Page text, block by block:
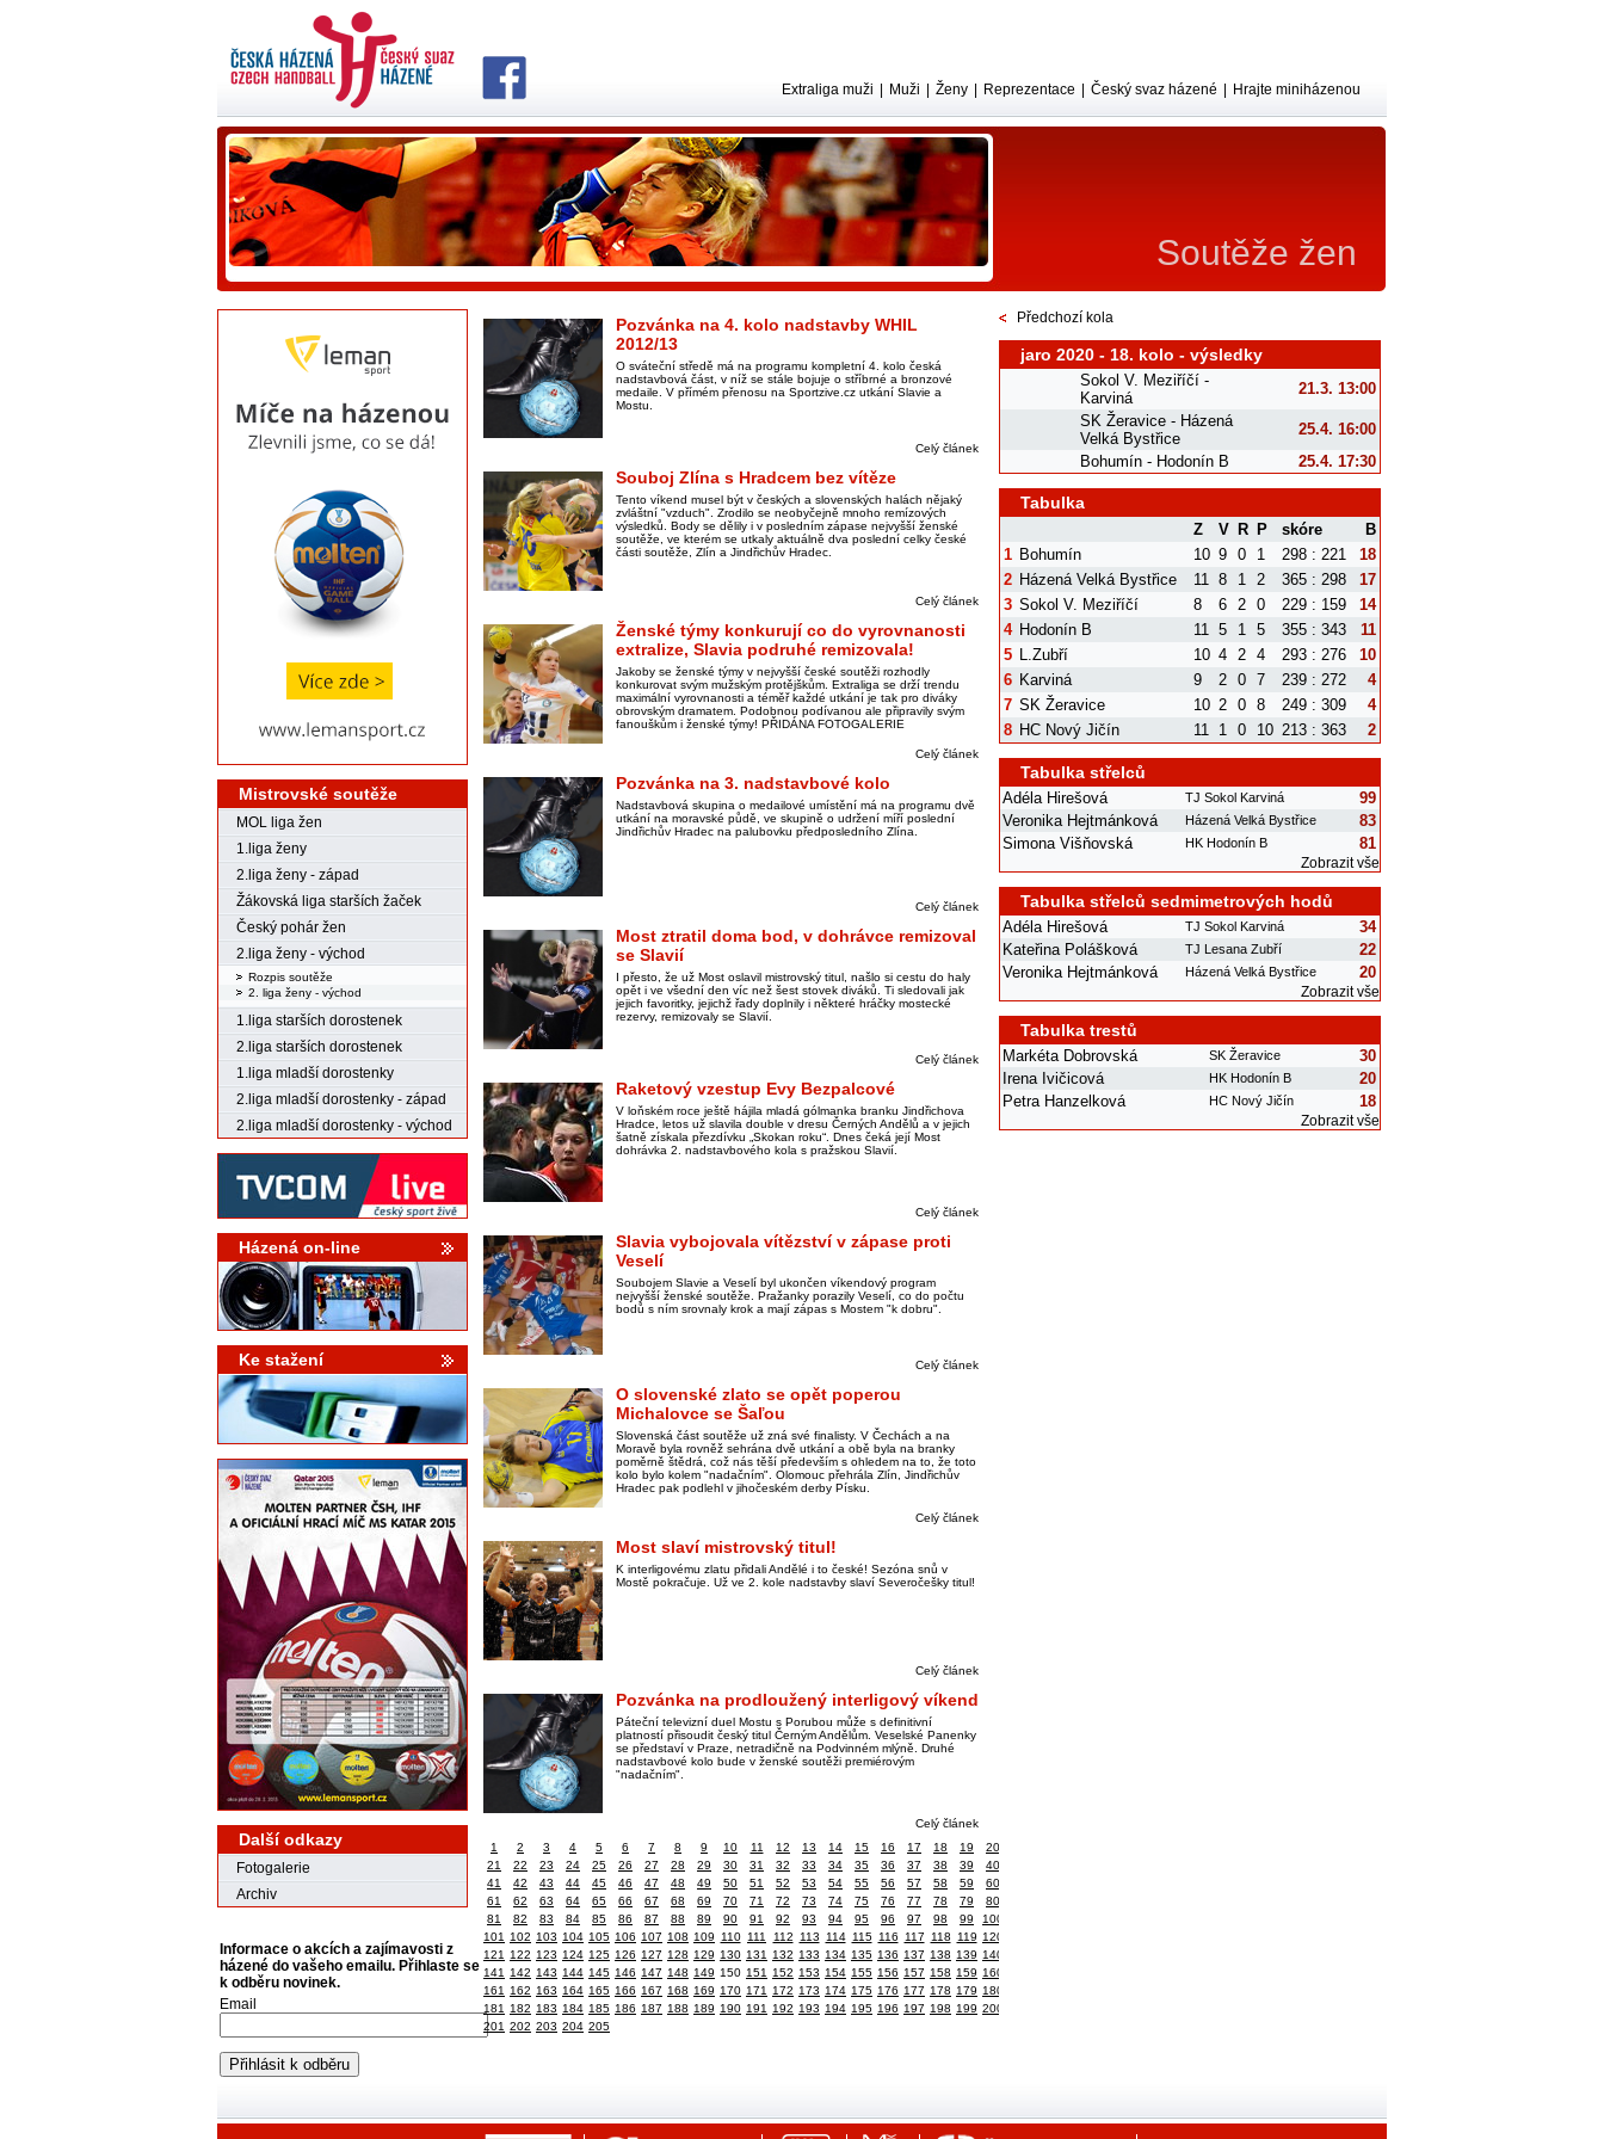
Soutěže žen
Extraliga muži Muži Ženy Reprezentace Český svaz házené Hrajte miniházenou
Mistrovské soutěže
MOL liga žen
1.liga ženy
2.liga ženy - západ
Žákovská liga starších žaček
Český pohár žen
2.liga ženy - východ
Rozpis soutěže
2. liga ženy - východ
1.liga starších dorostenek
2.liga starších dorostenek
1.liga mladší dorostenky
2.liga mladší dorostenky - západ
2.liga mladší dorostenky - východ
Házená on-line
Ke stažení
Další odkazy
Fotogalerie
Archiv
Informace o akcích a zajímavosti z
házené do vašeho emailu. Přihlaste se
k odběru novinek.
Email
Pozvánka na 4. kolo nadstavby WHIL
2012/13
O sváteční středě má na programu kompletní 4. kolo česká
nadstavbová část, v níž se stále bojuje o stříbrné a bronzové
medaile. V přímém přenosu na Sportzive.cz utkání Slavie a
Mostu.
Celý článek
Souboj Zlína s Hradcem bez vítěze
Tento víkend musel být v českých a slovenských halách nějaký
zvláštní "vzduch". Zrodilo se neobyčejně mnoho remízových
výsledků. Body se dělily i v posledním zápase nejvyšší ženské
soutěže, ve kterém se utkaly aktuálně dva poslední celky české
části soutěže, Zlín a Jindřichův Hradec.
Celý článek
Ženské týmy konkurují co do vyrovnanosti
extralize, Slavia podruhé remizovala!
Jakoby se ženské týmy v nejvyšší české soutěži rozhodly
konkurovat svým mužským protějškům. Extraliga se drží trendu
maximální vyrovnanosti a téměř každé utkání je tak pro diváky
obrovským dramatem. Podobnou podívanou ale připravily svým
fanouškům i ženské týmy! PŘIDÁNA FOTOGALERIE
Celý článek
Pozvánka na 3. nadstavbové kolo
Nadstavbová skupina o medailové umístění má na programu dvě
utkání na moravské půdě, ve skupině o udržení míří poslední
Jindřichův Hradec na palubovku předposledního Zlína.
Celý článek
Most ztratil doma bod, v dohrávce remizoval
se Slavií
I přesto, že už Most oslavil mistrovský titul, našlo si cestu do haly
opět i ve všední den víc než šest stovek diváků. Ti sledovali jak
jejich favoritky, jejichž řady doplnily i některé hráčky mostecké
rezervy, remizovaly se Slavií.
Celý článek
Raketový vzestup Evy Bezpalcové
V loňském roce ještě hájila mladá gólmanka branku Jindřichova
Hradce, letos už slavila double v dresu Černých Andělů a v jejich
šatně získala přezdívku „Skokan roku“. Dnes čeká její Most
dohrávka 2. nadstavbového kola s pražskou Slavií.
Celý článek
Slavia vybojovala vítězství v zápase proti
Veselí
Soubojem Slavie a Veselí byl ukončen víkendový program
nejvyšší ženské soutěže. Pražanky porazily Veselí, co do počtu
bodů s ním srovnaly krok a mají zápas s Mostem "k dobru".
Celý článek
O slovenské zlato se opět poperou
Michalovce se Šaľou
Slovenská část soutěže už zná své finalisty. V Čechách a na
Moravě byla rovněž sehrána dvě utkání a obě byla na branky
poměrně štědrá, což nás těší především s ohledem na to, že toto
kolo bylo kolem "nadačním". Olomouc přehrála Zlín, Jindřichův
Hradec pak podlehl v jihočeském derby Písku.
Celý článek
Most slaví mistrovský titul!
K interligovému zlatu přidali Andělé i to české! Sezóna snů v
Mostě pokračuje. Už ve 2. kole nadstavby slaví Severočešky titul!
Celý článek
Pozvánka na prodloužený interligový víkend
Páteční televizní duel Mostu s Porubou může s definitivní
platností přisoudit český titul Černým Andělům. Veselské Panenky
se představí v Praze, netradičně na Podvinném mlýně. Druhé
nadstavbové kolo bude v ženské soutěži premiérovým
"nadačním".
Celý článek
1
2 3 4 5 6 7 8 9 10 11 12 13 14 15 16 17 18 19
20
21
22 23 24 25 26 27 28 29 30 31 32 33 34 35 36 37 38 39
40
41
42 43 44 45 46 47 48 49 50 51 52 53 54 55 56 57 58 59
60
61
62 63 64 65 66 67 68 69 70 71 72 73 74 75 76 77 78 79
80
81
82 83 84 85 86 87 88 89 90 91 92 93 94 95 96 97 98 99
100
101
102 103 104 105 106 107 108 109 110 111 112 113 114 115 116 117 118 119 120
121
122 123 124 125 126 127 128 129 130 131 132 133 134 135 136 137 138 139 140
141
142 143 144 145 146 147 148 149 150 151 152 153 154 155 156 157 158 159 160
161
162 163 164 165 166 167 168 169 170 171 172 173 174 175 176 177 178 179 180
181
182 183 184 185 186 187 188 189 190 191 192 193 194 195 196 197 198 199 200
201 202 203 204 205
Předchozí kola
jaro 2020 - 18. kolo - výsledky
Sokol V. Meziříčí -
Karviná
21.3. 13:00
SK Žeravice - Házená
Velká Bystřice
25.4. 16:00
Bohumín - Hodonín B
25.4. 17:30
Tabulka
Z V R P skóre
B
1 Bohumín 10 9 0 1 298 : 221
18
2 Házená Velká Bystřice 11 8 1 2 365 : 298
17
3 Sokol V. Meziříčí 8 6 2 0 229 : 159
14
4 Hodonín B 11 5 1 5 355 : 343
11
5 L.Zubří 10 4 2 4 293 : 276
10
6 Karviná 9 2 0 7 239 : 272
4
7 SK Žeravice 10 2 0 8 249 : 309
4
8 HC Nový Jičín 11 1 0 10 213 : 363 2
Tabulka střelců
Adéla Hirešová TJ Sokol Karviná
99
Veronika Hejtmánková
Házená Velká Bystřice
83
Simona Višňovská
HK Hodonín B 81
Zobrazit vše
Tabulka střelců sedmimetrových hodů
Adéla Hirešová TJ Sokol Karviná
34
Kateřina Polášková
TJ Lesana Zubří
22
Veronika Hejtmánková
Házená Velká Bystřice 20
Zobrazit vše
Tabulka trestů
Markéta Dobrovská SK Žeravice
30
Irena Ivičicová
HK Hodonín B
20
Petra Hanzelková
HC Nový Jičín 18
Zobrazit vše